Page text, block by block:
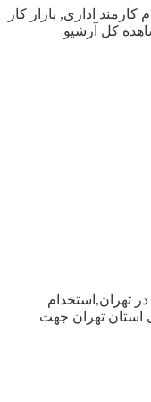
اداری, بازار کار
کل آرشیو
تهران,استخدام
استان تهران جهت